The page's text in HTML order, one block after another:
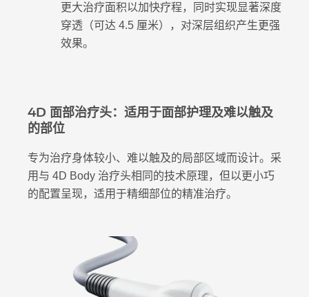
更大治疗面积以加快疗程，同时实现显著深度
穿透（可达 4.5 厘米），对深层组织产生更强
效果。
4D 面部治疗头：适用于面部护理及难以触及
的部位
专为治疗身体较小、难以触及的局部区域而设计。采
用与 4D Body 治疗头相同的技术原理，但以更小巧
的配置呈现，适用于精细部位的精准治疗。